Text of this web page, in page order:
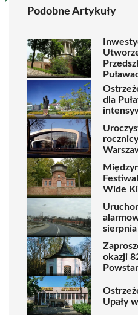
Podobne Artykuły
dla
Wide
sierpnia
okazji
Upały